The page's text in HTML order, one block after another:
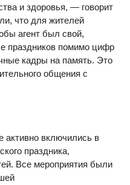
и здоровья, — говорит
что для жителей
агент был свой,
праздников помимо цифр
кадры на память. Это
общения с
активно включились в
праздника,
Все мероприятия были